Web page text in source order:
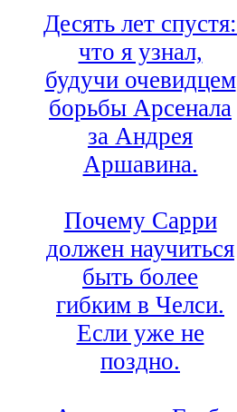
Десять лет спустя:
что я узнал,
будучи очевидцем
борьбы Арсенала
за Андрея
Аршавина.
Почему Сарри
должен научиться
быть более
гибким в Челси.
Если уже не
поздно.